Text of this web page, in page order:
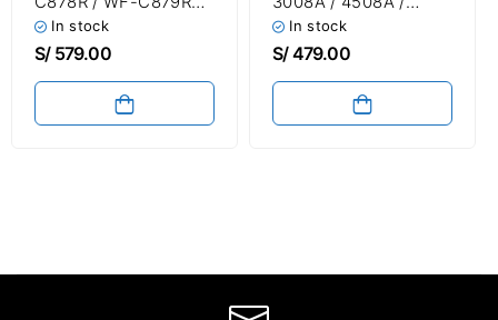
Magenta 182.5ml
20,000 Páginas
In stock
S/579.00
5008A Black 43,900
Páginas
In stock
S/479.00